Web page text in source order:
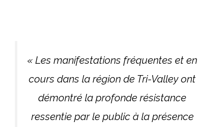
« Les manifestations fréquentes et en
cours dans la région de Tri-Valley ont
démontré la profonde résistance
ressentie par le public à la présence